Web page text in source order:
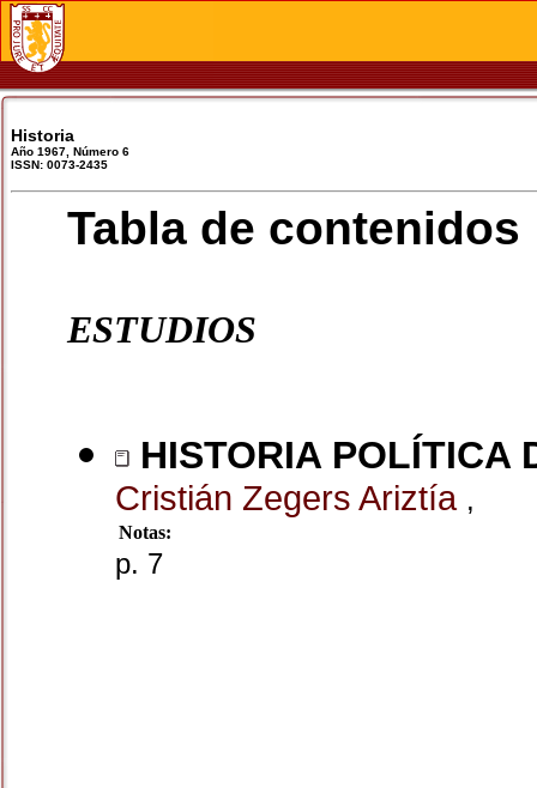
Historia
Año 1967, Número 6
ISSN: 0073-2435
Tabla de contenidos
ESTUDIOS
HISTORIA POLÍTICA
Cristián Zegers Ariztía ,
Notas:
p. 7